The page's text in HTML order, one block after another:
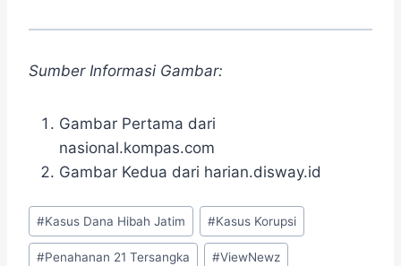
Sumber Informasi Gambar:
Gambar Pertama dari
nasional.kompas.com
Gambar Kedua dari harian.disway.id
Post
Tags:
#Kasus Dana Hibah Jatim #Kasus Korupsi
#Penahanan 21 Tersangka #ViewNewz